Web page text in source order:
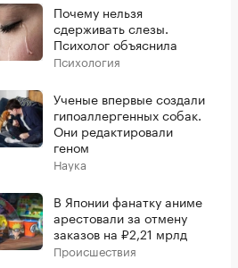
Почему нельзя
сдерживать слезы.
Психолог объяснила
Психология
Ученые впервые создали
гипоаллергенных собак.
Они редактировали
геном
Наука
В Японии фанатку аниме
арестовали за отмену
заказов на ₽2,21 мрлд
Происшествия